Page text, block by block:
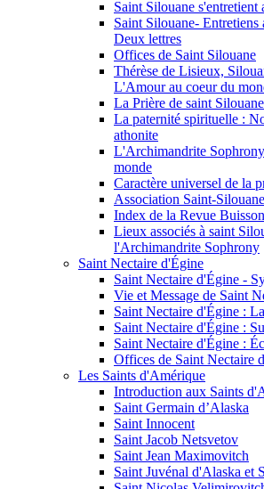
Saint Silouane s'entretient
Saint Silouane- Entretiens
Deux lettres
Offices de Saint Silouane
Thérèse de Lisieux,
L'Amour au coeur du
La Prière de saint Silouane
La paternité spirituelle :
athonite
L'Archimandrite
monde
Caractère universel de la
Association Saint-
Index de la Revue
Lieux associés à saint
l'Archimandrite Sophrony
Saint Nectaire d'Égine
Saint Nectaire d'Égine -
Vie et Message de Saint
Saint Nectaire d'Égine :
Saint Nectaire d'Égine :
Saint Nectaire d'Égine :
Offices de Saint Nectaire
Les Saints d'Amérique
Introduction aux Saints
Saint Germain d’Alaska
Saint Innocent
Saint Jacob Netsvetov
Saint Jean Maximovitch
Saint Juvénal d'Alaska et